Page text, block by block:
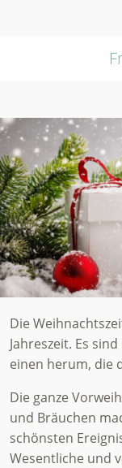
Die
Jahreszeit. Es
einen herum, die
Die ganze
und Bräuchen
schönsten
Wesentliche und